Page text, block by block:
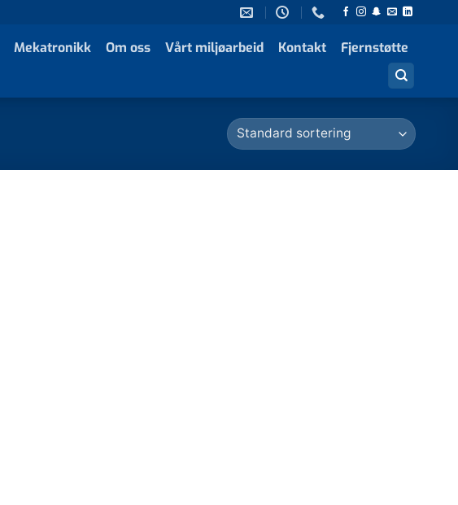
Mekatronikk Om oss Vårt miljøarbeid Kontakt Fjernstøtte